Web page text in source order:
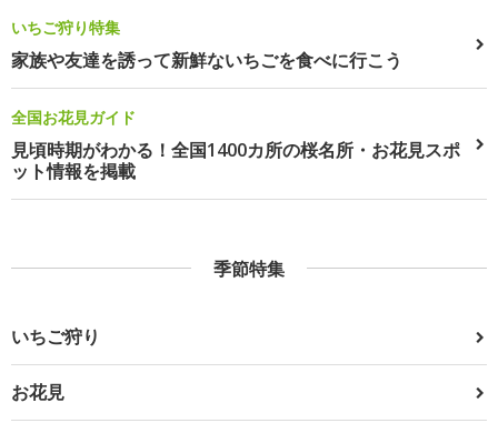
いちご狩り特集
家族や友達を誘って新鮮ないちごを食べに行こう
全国お花見ガイド
見頃時期がわかる！全国1400カ所の桜名所・お花見スポ
ット情報を掲載
季節特集
いちご狩り
お花見